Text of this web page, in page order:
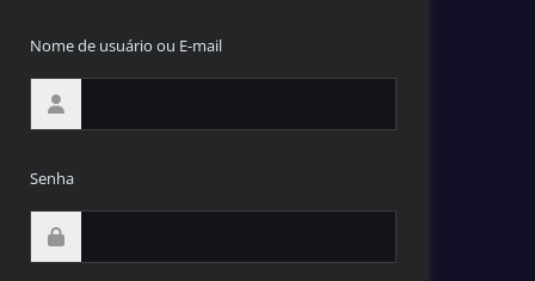
Nome de usuário ou E-mail
Senha